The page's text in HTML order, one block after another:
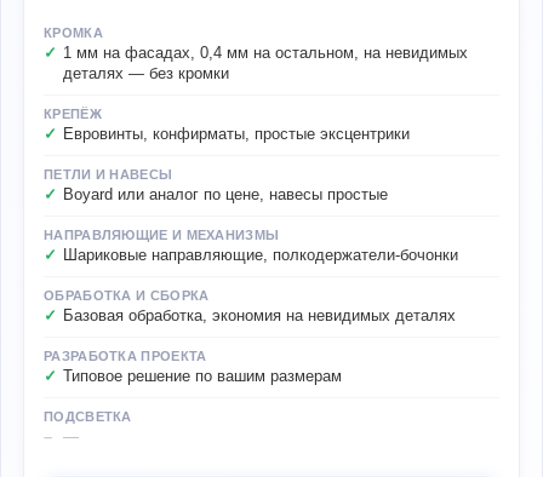
КРОМКА
1 мм на фасадах, 0,4 мм на остальном, на невидимых
деталях — без кромки
КРЕПЁЖ
Евровинты, конфирматы, простые эксцентрики
ПЕТЛИ И НАВЕСЫ
Boyard или аналог по цене, навесы простые
НАПРАВЛЯЮЩИЕ И МЕХАНИЗМЫ
Шариковые направляющие, полкодержатели-бочонки
ОБРАБОТКА И СБОРКА
Базовая обработка, экономия на невидимых деталях
РАЗРАБОТКА ПРОЕКТА
Типовое решение по вашим размерам
ПОДСВЕТКА
—